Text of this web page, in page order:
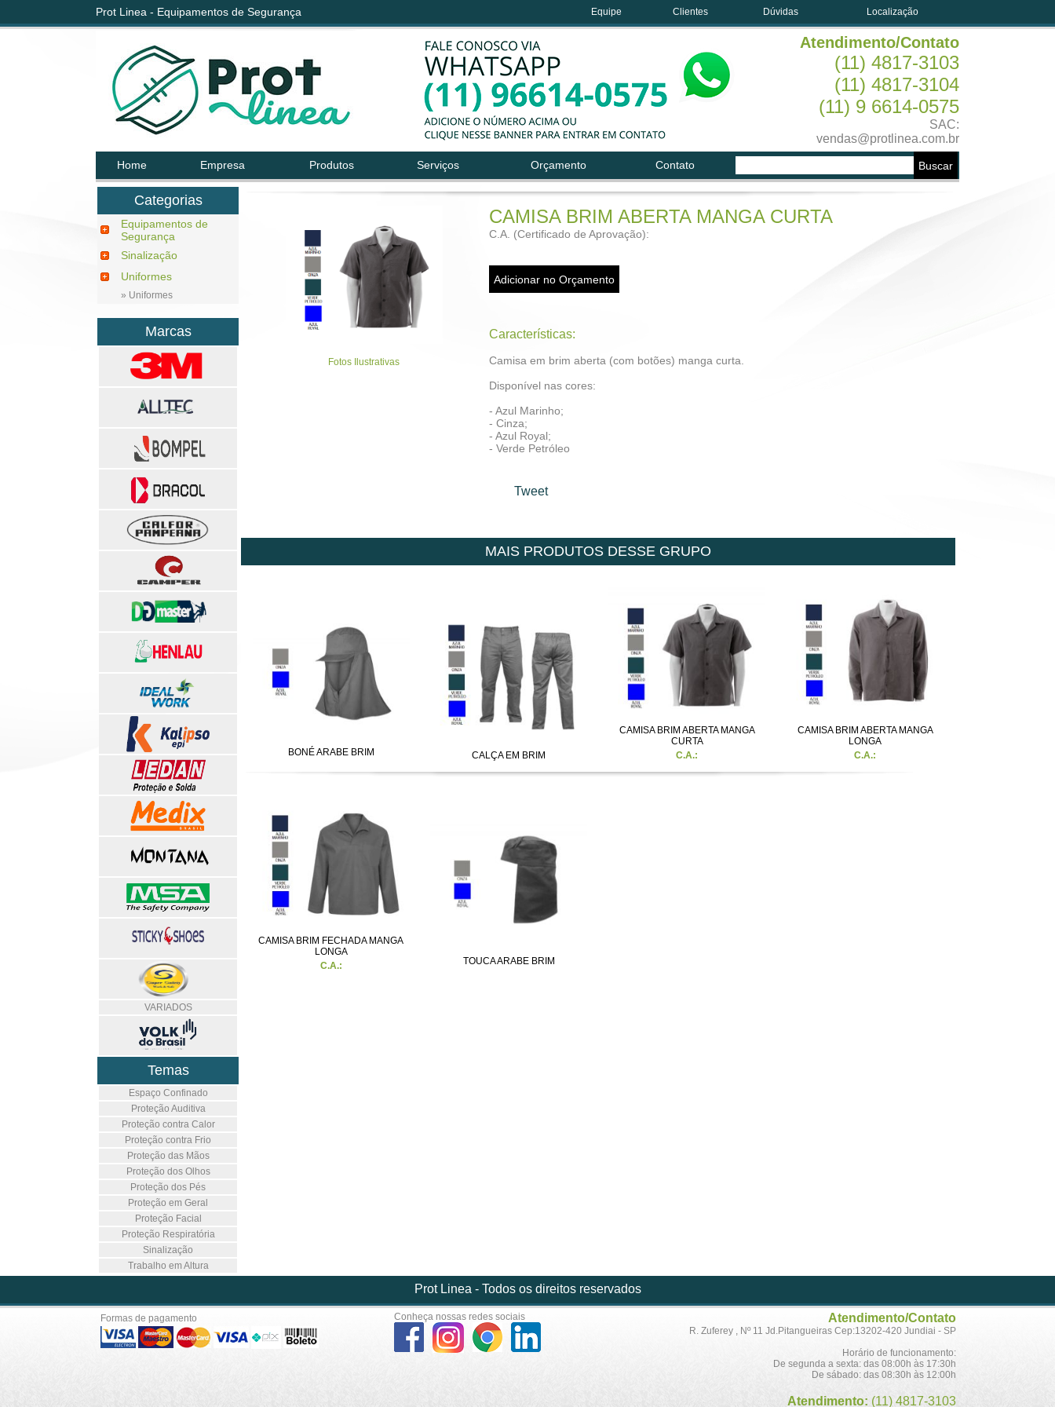
Prot Linea - Equipamentos de Segurança Equipe Clientes Dúvidas Localização
Atendimento/Contato
(11) 4817-3103
(11) 4817-3104
(11) 9 6614-0575
SAC:
vendas@protlinea.com.br
Home Empresa Produtos Serviços Orçamento Contato
Categorias
Equipamentos de
Segurança
Sinalização
Uniformes
» Uniformes
Marcas
VARIADOS
Temas
Espaço Confinado
Proteção Auditiva
Proteção contra Calor
Proteção contra Frio
Proteção das Mãos
Proteção dos Olhos
Proteção dos Pés
Proteção em Geral
Proteção Facial
Proteção Respiratória
Sinalização
Trabalho em Altura
Fotos Ilustrativas
CAMISA BRIM ABERTA MANGA CURTA
C.A. (Certificado de Aprovação):
Características:
Camisa em brim aberta (com botões) manga curta.
Disponível nas cores:
- Azul Marinho;
- Cinza;
- Azul Royal;
- Verde Petróleo
Tweet
MAIS PRODUTOS DESSE GRUPO
BONÉ ARABE BRIM CALÇA EM BRIM
CAMISA BRIM ABERTA MANGA
CURTA
C.A.:
CAMISA BRIM ABERTA MANGA
LONGA
C.A.:
CAMISA BRIM FECHADA MANGA
LONGA
C.A.:
TOUCA ARABE BRIM
Prot Linea - Todos os direitos reservados
Formas de pagamento Conheça nossas redes sociais Atendimento/Contato
R. Zuferey , Nº 11 Jd.Pitangueiras Cep:13202-420 Jundiai - SP
Horário de funcionamento:
De segunda a sexta: das 08:00h às 17:30h
De sábado: das 08:30h às 12:00h
Atendimento: (11) 4817-3103